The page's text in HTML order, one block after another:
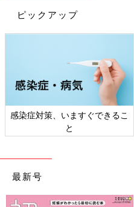
ピックアップ
日本外来小児科学会リーフレッ
ト検討会
最新号